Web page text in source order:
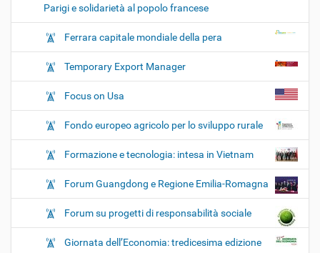
Parigi e solidarietà al popolo francese
Ferrara capitale mondiale della pera
Temporary Export Manager
Focus on Usa
Fondo europeo agricolo per lo sviluppo rurale
Formazione e tecnologia: intesa in Vietnam
Forum Guangdong e Regione Emilia-Romagna
Forum su progetti di responsabilità sociale
Giornata dell’Economia: tredicesima edizione